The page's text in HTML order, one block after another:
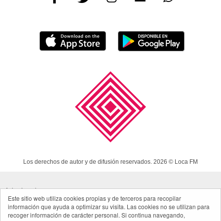
Este sitio web utiliza cookies propias y de terceros para recopilar
información que ayuda a optimizar su visita. Las cookies no se utilizan para
recoger información de carácter personal. Si continua navegando,
Los derechos de autor y de difusión reservados. 2026 © Loca FM
Aviso Legal
Política de cookies